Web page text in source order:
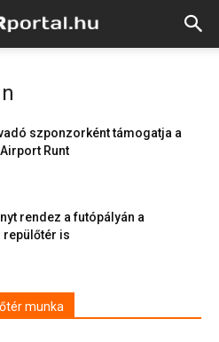
szponzorként támogatja a
Runt
rendez a futópályán a
repülőtér is
munka